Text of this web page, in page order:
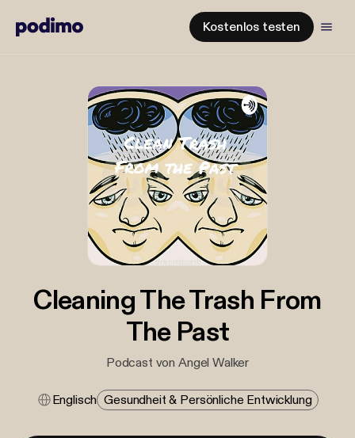
Kostenlos testen
Cleaning The Trash From
The Past
Podcast von Angel Walker
Englisch Gesundheit & Persönliche Entwicklung